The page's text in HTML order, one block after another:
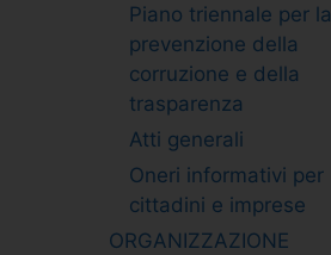
Piano triennale per la
prevenzione della
corruzione e della
trasparenza
Atti generali
Oneri informativi per
cittadini e imprese
ORGANIZZAZIONE